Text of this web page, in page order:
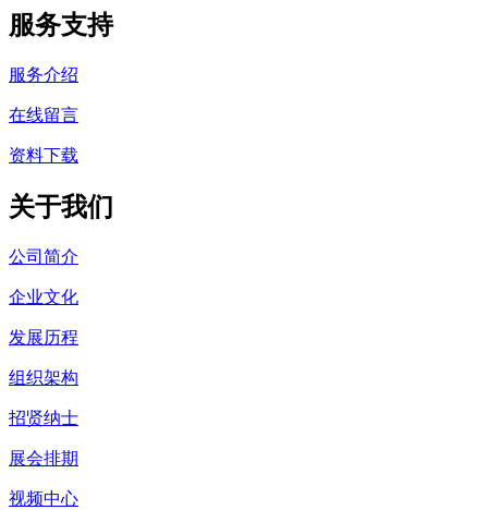
服务支持
服务介绍
在线留言
资料下载
关于我们
公司简介
企业文化
发展历程
组织架构
招贤纳士
展会排期
视频中心